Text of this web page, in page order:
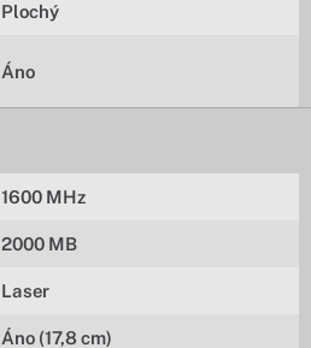
Plochý
Áno
1600 MHz
2000 MB
Laser
Áno (17,8 cm)